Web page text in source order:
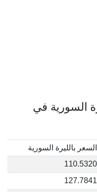
السورية في
السعر بالليرة السورية
110.5320
127.7841